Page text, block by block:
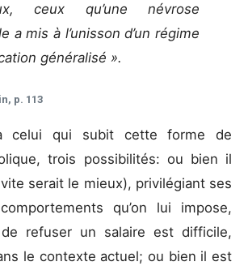
ceux qu’une névrose
a mis à l’unisson d’un régime
généralisé ».
p. 113
celui qui subit cette forme de
trois possibilités: ou bien il
serait le mieux), privilégiant ses
qu’on lui impose,
refuser un salaire est difficile,
le contexte actuel; ou bien il est